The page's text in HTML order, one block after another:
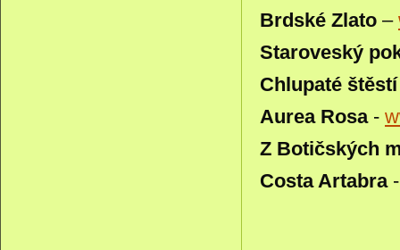
Brdské Zlato –
Staroveský
Chlupaté štěstí
Aurea Rosa-
Z Botičských
Costa Artabra